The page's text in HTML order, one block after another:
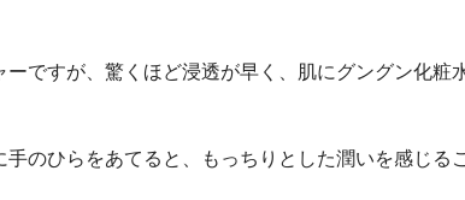
ですが、驚くほど浸透が早く、肌にグングン化粧
のひらをあてると、もっちりとした潤いを感じる